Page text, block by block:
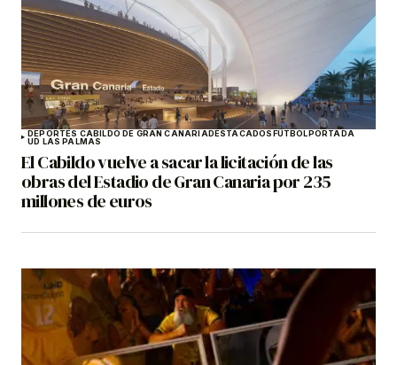
DEPORTES CABILDO DE GRAN CANARIADESTACADOSFÚTBOLPORTADA
UD LAS PALMAS
El Cabildo vuelve a sacar la licitación de las
obras del Estadio de Gran Canaria por 235
millones de euros